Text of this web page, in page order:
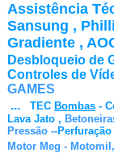
Assistência
Sansung ,
Gradiente ,
Desbloqueio de
Controles de
GAMES
... TEC Bombas -
Lava Jato ,
Pressão --
Motor Meg -